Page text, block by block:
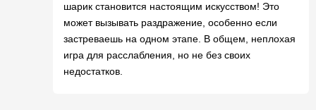
шарик становится настоящим искусством! Это
может вызывать раздражение, особенно если
застреваешь на одном этапе. В общем, неплохая
игра для расслабления, но не без своих
недостатков.